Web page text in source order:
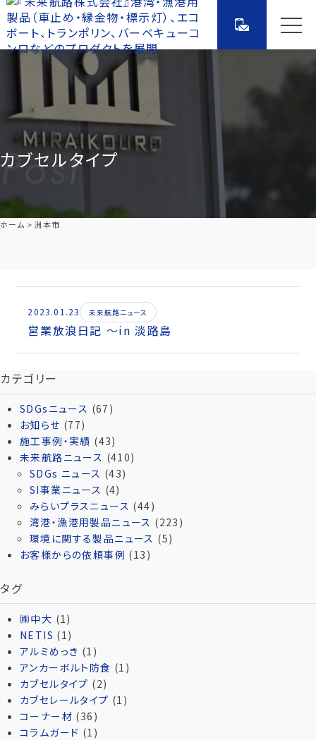
カブセルタイプ
ホーム 洲本市
2023.01.23 未来航路ニュース
営業放浪日記 ～in 淡路島
カテゴリー
SDGsニュース (67)
お知らせ (77)
施工事例・実績 (43)
未来航路ニュース (410)
SDGs ニュース (43)
SI事業ニュース (4)
みらいプラスニュース (44)
湾港・漁港用製品ニュース (223)
環境に関する製品ニュース (5)
お客様からの依頼事例 (13)
タグ
㈱中大 (1)
NETIS (1)
アルミめっき (1)
アンカーボルト防食 (1)
カブセルタイプ (2)
カブセレールタイプ (1)
コーナー材 (36)
コラムガード (1)